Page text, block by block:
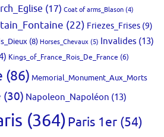
(17) Coat of arms_Blason (4)
(22) Friezes_Frises (9)
(8) Horses_Chevaux (5) Invalides (13)
Kings_of_France_Rois_De_France (6)
(86) Memorial_Monument_Aux_Morts
(30) Napoleon_Napoléon (13)
(364)Paris 1er (54)